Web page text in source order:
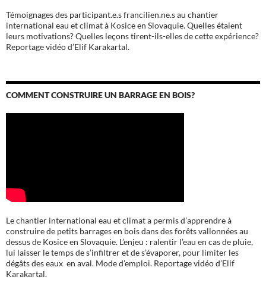
Témoignages des participant.e.s francilien.ne.s au chantier
international eau et climat à Kosice en Slovaquie. Quelles étaient
leurs motivations? Quelles leçons tirent-ils-elles de cette expérience?
Reportage vidéo d’Elif Karakartal.
COMMENT CONSTRUIRE UN BARRAGE EN BOIS?
Le chantier international eau et climat a permis d’apprendre à
construire de petits barrages en bois dans des forêts vallonnées au
dessus de Kosice en Slovaquie. L’enjeu : ralentir l’eau en cas de pluie,
lui laisser le temps de s’infiltrer et de s’évaporer, pour limiter les
dégâts des eaux en aval. Mode d’emploi. Reportage vidéo d’Elif
Karakartal.